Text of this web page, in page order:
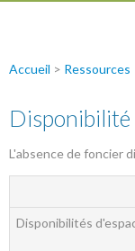
Accueil > Ressources
Disponibilité
L'absence de foncier
Disponibilités